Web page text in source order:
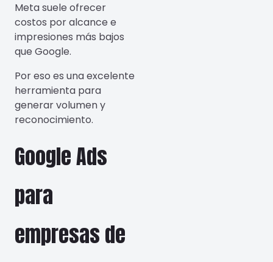
Meta suele ofrecer
costos por alcance e
impresiones más bajos
que Google.
Por eso es una excelente
herramienta para
generar volumen y
reconocimiento.
Google Ads
para
empresas de